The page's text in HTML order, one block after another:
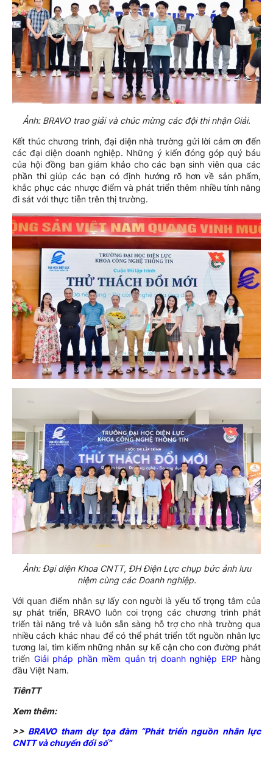
Ảnh: BRAVO trao giải và chúc mừng các đội thi nhận Giải.
Kết thúc chương trình, đại diện nhà trường gửi lời cảm ơn đến
các đại diện doanh nghiệp. Những ý kiến đóng góp quý báu
của hội đồng ban giám khảo cho các bạn sinh viên qua các
phần thi giúp các bạn có định hướng rõ hơn về sản phẩm,
khắc phục các nhược điểm và phát triển thêm nhiều tính năng
đi sát với thực tiễn trên thị trường.
Ảnh: Đại diện Khoa CNTT, ĐH Điện Lực chụp bức ảnh lưu
niệm cùng các Doanh nghiệp.
Với quan điểm nhân sự lấy con người là yếu tố trọng tâm của
sự phát triển, BRAVO luôn coi trọng các chương trình phát
triển tài năng trẻ và luôn sẵn sàng hỗ trợ cho nhà trường qua
nhiều cách khác nhau để có thể phát triển tốt nguồn nhân lực
tương lai, tìm kiếm những nhân sự kế cận cho con đường phát
triển Giải pháp phần mềm quản trị doanh nghiệp ERP hàng
đầu Việt Nam.
TiênTT
Xem thêm:
>> BRAVO tham dự tọa đàm “Phát triển nguồn nhân lực
CNTT và chuyển đổi số”